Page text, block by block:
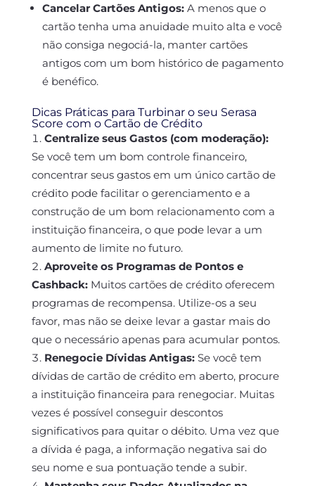
Cancelar Cartões Antigos:A menos que o
cartão tenha uma anuidade muito alta e você
não consiga negociá-la, manter cartões
antigos com um bom histórico de pagamento
é benéfico.
Dicas Práticas para Turbinar o seu Serasa
Score com o Cartão de Crédito
Centralize seus Gastos (com moderação):
Se você tem um bom controle financeiro,
concentrar seus gastos em um único cartão de
crédito pode facilitar o gerenciamento e a
construção de um bom relacionamento com a
instituição financeira, o que pode levar a um
aumento de limite no futuro.
Aproveite os Programas de Pontos e
Cashback:Muitos cartões de crédito oferecem
programas de recompensa. Utilize-os a seu
favor, mas não se deixe levar a gastar mais do
que o necessário apenas para acumular pontos.
Renegocie Dívidas Antigas:Se você tem
dívidas de cartão de crédito em aberto, procure
a instituição financeira para renegociar. Muitas
vezes é possível conseguir descontos
significativos para quitar o débito. Uma vez que
a dívida é paga, a informação negativa sai do
seu nome e sua pontuação tende a subir.